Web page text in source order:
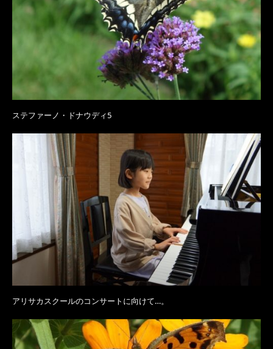
ステファーノ・ドナウディ5
アリサカスクールのコンサートに向けて…。